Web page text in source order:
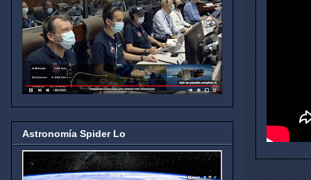
Astronomía Spider Lo